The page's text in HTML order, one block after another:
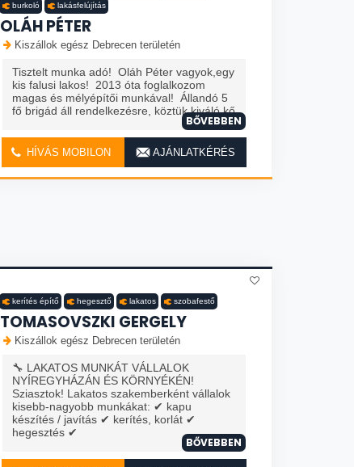
burkoló lakásfelújítás
OLÁH PÉTER
Kiszállok egész Debrecen területén
Tisztelt munka adó! Oláh Péter vagyok,egy
kis falusi lakos! 2013 óta foglalkozom
magas és mélyépítői munkával! Állandó 5
fő brigád áll rendelkezésre, köztük kiváló kő
BŐVEBBEN
HÍVÁS MOBILON AJÁNLATKÉRÉS
kerítés építő hegesztő lakatos szobafestő
TOMASOVSZKI GERGELY
Kiszállok egész Debrecen területén
🔧 LAKATOS MUNKÁT VÁLLALOK
NYÍREGYHÁZÁN ÉS KÖRNYÉKÉN!
Sziasztok! Lakatos szakemberként vállalok
kisebb-nagyobb munkákat: ✔ kapu
készítés / javítás ✔ kerítés, korlát ✔
hegesztés ✔
BŐVEBBEN